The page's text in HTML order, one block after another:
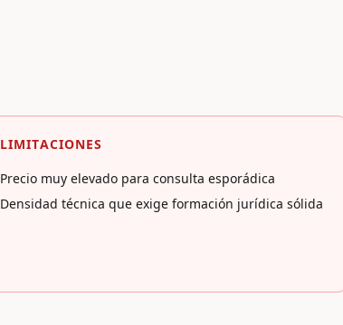
LIMITACIONES
Precio muy elevado para consulta esporádica
Densidad técnica que exige formación jurídica sólida